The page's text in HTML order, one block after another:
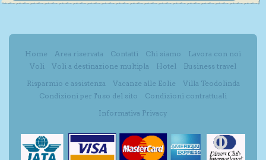
Home Area riservata Contatti Chi siamo
Lavora con noi
Voli
Voli a destinazione multipla Hotel
Business travel
Risparmio e assistenza
Vacanze alle Eolie
Villa Teodolinda
Condizioni per l'uso del sito
Condizioni contrattuali
Informativa Privacy